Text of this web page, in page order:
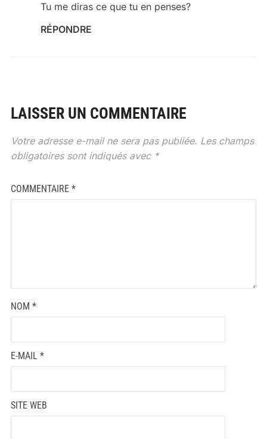
Tu me diras ce que tu en penses?
RÉPONDRE
LAISSER UN COMMENTAIRE
Votre adresse e-mail ne sera pas publiée. Les champs
obligatoires sont indiqués avec *
COMMENTAIRE *
NOM *
E-MAIL *
SITE WEB